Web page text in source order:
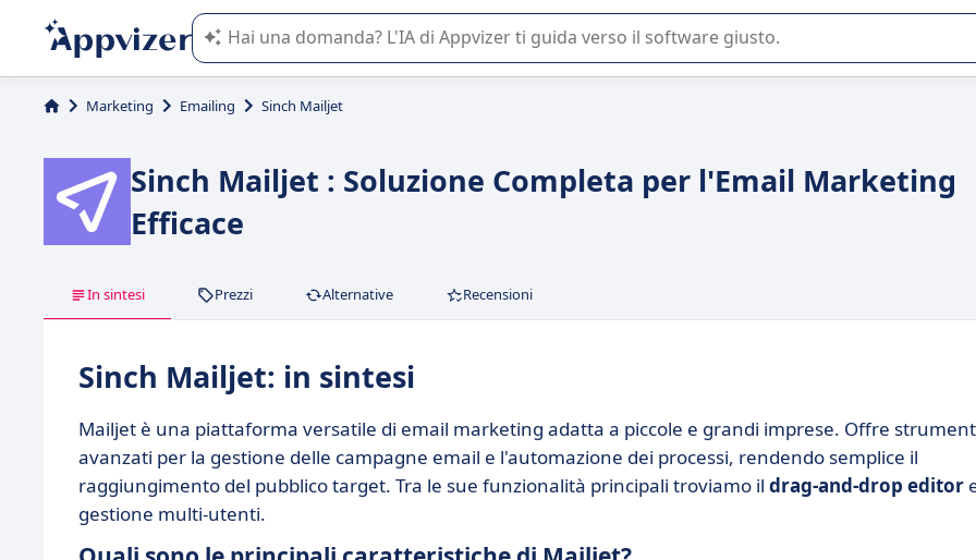
L'IA di Appvizer vi guida nell'utilizzo o nella scelta di un software SaaS per la vostra azienda.
Marketing Emailing Sinch Mailjet
Sinch Mailjet : Soluzione Completa per l'Email Marketing
Efficace
In sintesi Prezzi Alternative Recensioni
Sinch Mailjet: in sintesi
Mailjet è una piattaforma versatile di email marketing adatta a piccole e grandi imprese. Offre
avanzati per la gestione delle campagne email e l'automazione dei processi, rendendo semplice il
raggiungimento del pubblico target. Tra le sue funzionalità principali troviamo il drag-and-drop editor
gestione multi-utenti.